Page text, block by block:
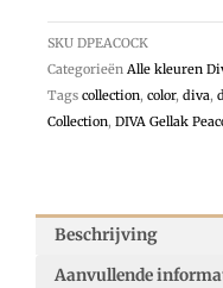
SKU DPEACOCK
Categorieën Alle kleuren
Tags collection, color, diva,
Collection, DIVA Gellak
Beschrijving
Aanvullende